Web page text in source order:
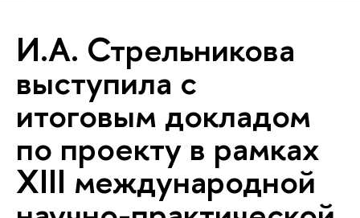
И.А. Стрельникова
выступила с
итоговым докладом
по проекту в рамках
XIII международной